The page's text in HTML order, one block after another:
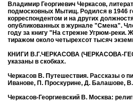
Владимир Георгиевич Черкасов,
подмосковных Мытищ. Родился в 1946
корреспондентом и на других
опубликованных в журнале "Смена".
году за книгу "На стрежне Угрюм-реки.
тиражом около четырехсот тысяч
КНИГИ В.Г.ЧЕРКАСОВА (ЧЕРКАСОВА-
указаны в скобках.
Черкасов В. Путешествия. Рассказы о
Иванове, П. Проскурине, Д. Балашове,
Черкасов-Георгиевский В. Москва: